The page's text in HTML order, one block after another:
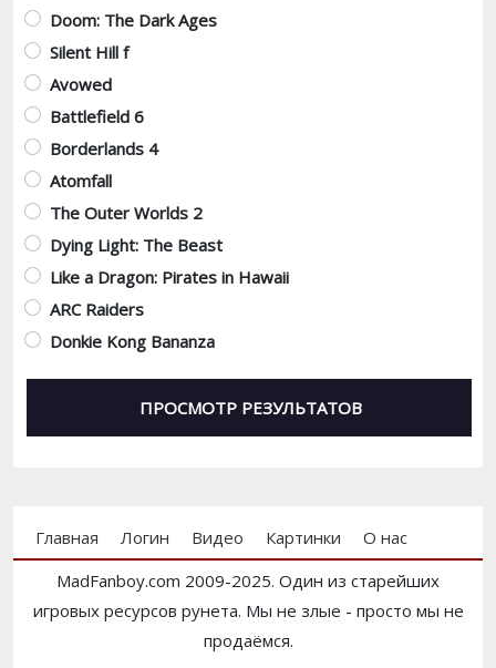
Doom: The Dark Ages
Silent Hill f
Avowed
Battlefield 6
Borderlands 4
Atomfall
The Outer Worlds 2
Dying Light: The Beast
Like a Dragon: Pirates in Hawaii
ARC Raiders
Donkie Kong Bananza
Footer menu
Главная Логин Видео Картинки
О нас
MadFanboy.com 2009-2025. Один из старейших
игровых ресурсов рунета. Мы не злые - просто мы не
продаёмся.